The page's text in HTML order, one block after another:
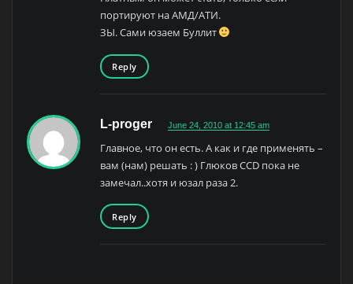
портируют на АМД/АТИ.
ЗЫ. Сами юзаем Буллит
Reply
L-proger June 24, 2010 at 12:45 am
Главное, что он есть. А как и где применять –
вам (нам) решать : ) Глюков CCD пока не
замечал..хотя и юзал раза 2.
Reply